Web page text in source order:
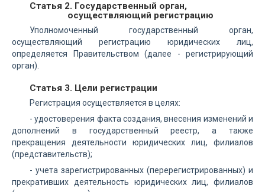
Статья 2. Государственный орган,
осуществляющий регистрацию
Уполномоченный государственный орган,
осуществляющий регистрацию юридических лиц,
определяется Правительством (далее - регистрирующий
орган).
Статья 3. Цели регистрации
Регистрация осуществляется в целях:
- удостоверения факта создания, внесения изменений и
дополнений в государственный реестр, а также
прекращения деятельности юридических лиц, филиалов
(представительств);
- учета зарегистрированных (перерегистрированных) и
прекративших деятельность юридических лиц, филиалов